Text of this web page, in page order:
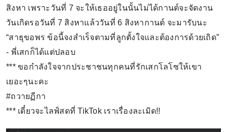
สิงหา เพราะวันที่ 7 จะให้เธออยู่ในนั้นไม่ได้กานต์จะจัดงาน
วันเกิดรอวันที่ 7 สิงหาแล้ววันที่ 6 สิงหากานต์ จะมารับนะ
“สาธุขอพร ข้อนี้จงสำเร็จตามที่ลูกตั้งใจและต้องการด้วยเถิด”
- พี่เสกก็ได้แต่ปลอบ
*** ขอกำลังใจจากประชาชนทุกคนที่รักเสกโลโซให้เขา
เยอะๆนะคะ
#ถวายฏีกา
*** เดี๋ยวจะไลฟ์สดที่ TikTok เราเรื่องละเมิด!!